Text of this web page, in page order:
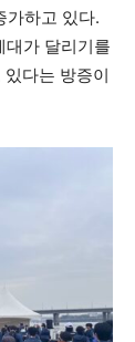
가하고 있다.
대가 달리기를
있다는 방증이